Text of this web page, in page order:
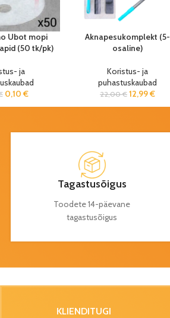
Ubot mopi
(50 tk/pk)
ja
0,10 €
Aknapesukomplekt (5-
osaline)
Koristus- ja
puhastuskaubad
22,00€ 12,99€
Tagastusõigus
Toodete 14-päevane
tagastusõigus
KLIENDITUGI